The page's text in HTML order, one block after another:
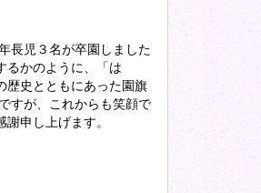
長児３名が卒園しました
るかのように、「は
歴史とともにあった園旗
すが、これからも笑顔で
申し上げます。